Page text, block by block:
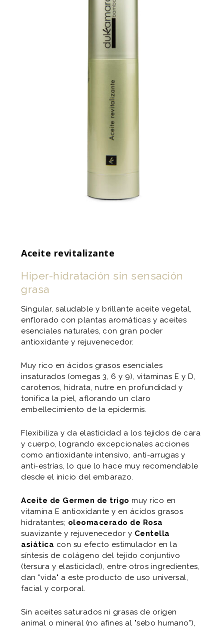
Aceite revitalizante
Hiper-hidratación sin sensación
grasa
Singular, saludable y brillante aceite vegetal,
enflorado con plantas aromáticas y aceites
esenciales naturales, con gran poder
antioxidante y rejuvenecedor.
Muy rico en ácidos grasos esenciales
insaturados (omegas 3, 6 y 9), vitaminas E y D,
carotenos, hidrata, nutre en profundidad y
tonifica la piel, aflorando un claro
embellecimiento de la epidermis.
Flexibiliza y da elasticidad a los tejidos de cara
y cuerpo, logrando excepcionales acciones
como antioxidante intensivo, anti-arrugas y
anti-estrías, lo que lo hace muy recomendable
desde el inicio del embarazo.
Aceite de Germen de trigo muy rico en
vitamina E antioxidante y en ácidos grasos
hidratantes; oleomacerado de Rosa
suavizante y rejuvenecedor y Centella
asiática con su efecto estimulador en la
síntesis de colágeno del tejido conjuntivo
(tersura y elasticidad), entre otros ingredientes,
dan "vida" a este producto de uso universal,
facial y corporal.
Sin aceites saturados ni grasas de origen
animal o mineral (no afines al "sebo humano"),